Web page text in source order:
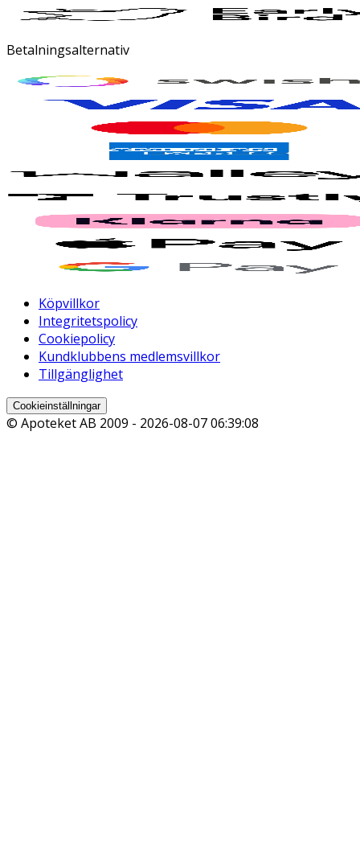
Betalningsalternativ
Köpvillkor
Integritetspolicy
Cookiepolicy
Kundklubbens medlemsvillkor
Tillgänglighet
Cookieinställningar
© Apoteket AB 2009 - 2026-08-07 06:39:08